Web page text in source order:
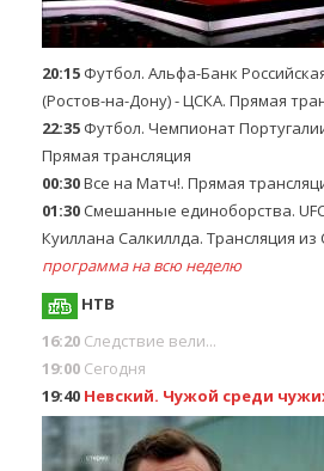
20:15 Футбол. Альфа-Банк
(Ростов-на-Дону) - ЦСКА. Прямая
22:35 Футбол. Чемпионат
Прямая трансляция
00:30Все на Матч!. Прямая
01:30Смешанные единоборства.
Куиллана Салкиллда. Трансляция
программа на всю неделю
НТВ
16:20 Следствие вели...
19:00 Сегодня
19:40 Невский. Чужой среди